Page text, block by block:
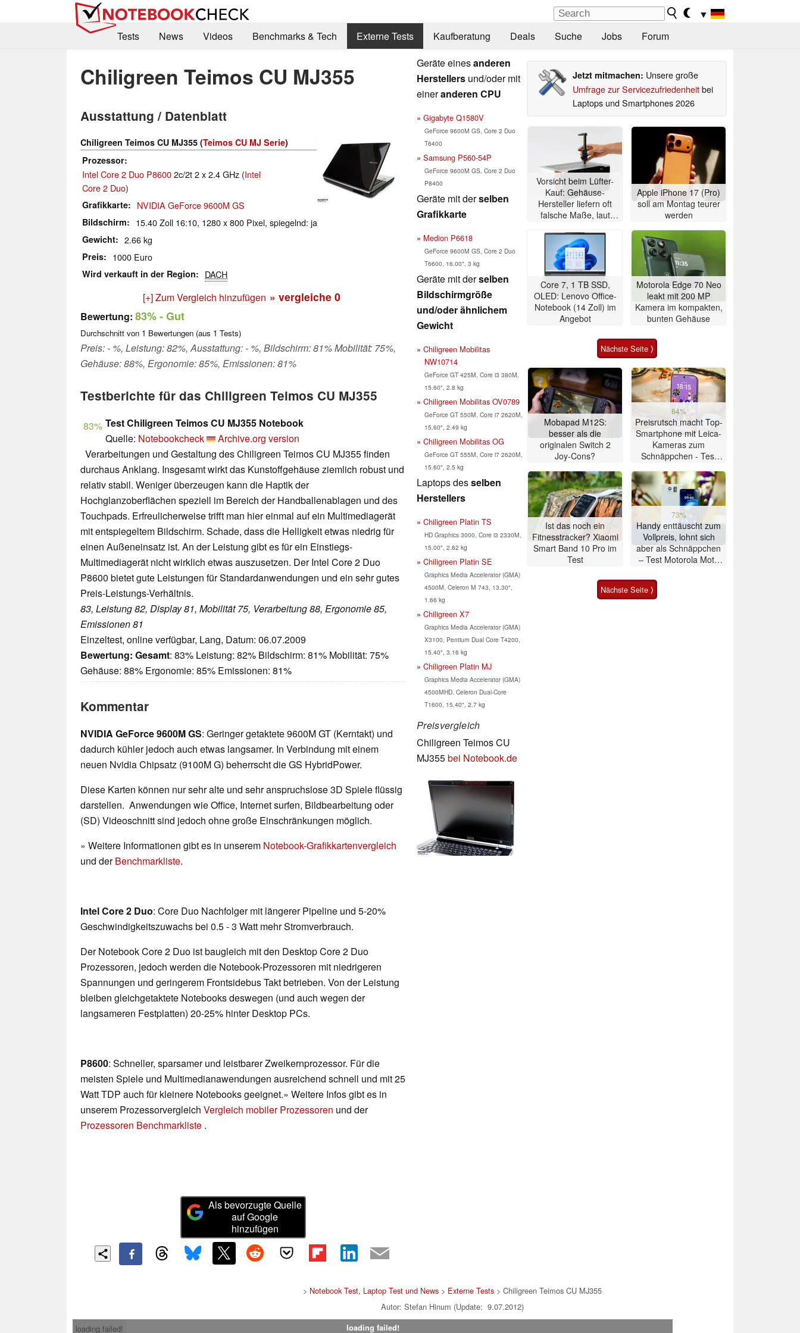
▼
Tests
News Videos Benchmarks & Tech Externe Tests Kaufberatung Deals Suche Jobs Forum
Chiligreen Teimos CU MJ355
Ausstattung / Datenblatt
Chiligreen Teimos CU MJ355 (Teimos CU MJ Serie)
Prozessor
Intel Core 2 Duo P86002c/2t 2 x 2.4 GHz (Intel
Core 2 Duo)
Grafikkarte NVIDIA GeForce 9600M GS
Bildschirm 15.40 Zoll 16:10, 1280 x 800 Pixel, spiegelnd: ja
Gewicht 2.66 kg
Preis 1000 Euro
Wird verkauft in der Region DACH
[+] Zum Vergleich hinzufügen » vergleiche 0
Bewertung: 83%- Gut
Durchschnitt von 1 Bewertungen (aus 1 Tests)
Preis: - %, Leistung: 82%, Ausstattung: - %, Bildschirm: 81% Mobilität: 75%,
Gehäuse: 88%, Ergonomie: 85%, Emissionen: 81%
Testberichte für das Chiligreen Teimos CU MJ355
83% Test Chiligreen Teimos CU MJ355 Notebook
Quelle: Notebookcheck
Archive.org version
Verarbeitungen und Gestaltung des Chiligreen Teimos CU MJ355 finden
durchaus Anklang. Insgesamt wirkt das Kunstoffgehäuse ziemlich robust und
relativ stabil. Weniger überzeugen kann die Haptik der
Hochglanzoberflächen speziell im Bereich der Handballenablagen und des
Touchpads. Erfreulicherweise trifft man hier einmal auf ein Multimediagerät
mit entspiegeltem Bildschirm. Schade, dass die Helligkeit etwas niedrig für
einen Außeneinsatz ist. An der Leistung gibt es für ein Einstiegs-
Multimediagerät nicht wirklich etwas auszusetzen. Der Intel Core 2 Duo
P8600 bietet gute Leistungen für Standardanwendungen und ein sehr gutes
Preis-Leistungs-Verhältnis.
83, Leistung 82, Display 81, Mobilität 75, Verarbeitung 88, Ergonomie 85,
Emissionen 81
Einzeltest, online verfügbar, Lang, Datum: 06.07.2009
Bewertung: Gesamt: 83% Leistung: 82% Bildschirm: 81% Mobilität: 75%
Gehäuse: 88% Ergonomie: 85% Emissionen: 81%
Kommentar
NVIDIA GeForce 9600M GS: Geringer getaktete 9600M GT (Kerntakt) und
dadurch kühler jedoch auch etwas langsamer. In Verbindung mit einem
neuen Nvidia Chipsatz (9100M G) beherrscht die GS HybridPower.
Diese Karten können nur sehr alte und sehr anspruchslose 3D Spiele flüssig
darstellen. Anwendungen wie Office, Internet surfen, Bildbearbeitung oder
(SD) Videoschnitt sind jedoch ohne große Einschränkungen möglich.
» Weitere Informationen gibt es in unserem Notebook-Grafikkartenvergleich
und derBenchmarkliste.
Intel Core 2 Duo: Core Duo Nachfolger mit längerer Pipeline und 5-20%
Geschwindigkeitszuwachs bei 0.5 - 3 Watt mehr Stromverbrauch.
Der Notebook Core 2 Duo ist baugleich mit den Desktop Core 2 Duo
Prozessoren, jedoch werden die Notebook-Prozessoren mit niedrigeren
Spannungen und geringerem Frontsidebus Takt betrieben. Von der Leistung
bleiben gleichgetaktete Notebooks deswegen (und auch wegen der
langsameren Festplatten) 20-25% hinter Desktop PCs.
P8600: Schneller, sparsamer und leistbarer Zweikernprozessor. Für die
meisten Spiele und Multimedianawendungen ausreichend schnell und mit 25
Watt TDP auch für kleinere Notebooks geeignet.» Weitere Infos gibt es in
unserem Prozessorvergleich Vergleich mobiler Prozessoren und der
Prozessoren Benchmarkliste .
Als bevorzugte Quelle
auf Google
hinzufügen
Geräte einesanderen
Herstellers und/oder mit
eineranderen CPU
Gigabyte Q1580V
GeForce 9600M GS, Core 2 Duo
T6400
Samsung P560-54P
GeForce 9600M GS, Core 2 Duo
P8400
Geräte mit derselben
Grafikkarte
Medion P6618
GeForce 9600M GS, Core 2 Duo
T6600, 16.00", 3 kg
Geräte mit derselben
Bildschirmgröße
und/oder ähnlichem
Gewicht
Chiligreen Mobilitas
NW10714
GeForce GT 425M, Core i3 380M,
15.60", 2.8 kg
Chiligreen Mobilitas OV0789
GeForce GT 550M, Core i7 2620M,
15.60", 2.49 kg
Chiligreen Mobilitas OG
GeForce GT 555M, Core i7 2620M,
15.60", 2.5 kg
Laptops desselben
Herstellers
Chiligreen Platin TS
HD Graphics 3000, Core i3 2330M,
15.00", 2.62 kg
Chiligreen Platin SE
Graphics Media Accelerator (GMA)
4500M, Celeron M 743, 13.30",
1.66 kg
Chiligreen X7
Graphics Media Accelerator (GMA)
X3100, Pentium Dual Core T4200,
15.40", 3.16 kg
Chiligreen Platin MJ
Graphics Media Accelerator (GMA)
4500MHD, Celeron Dual-Core
T1600, 15.40", 2.7 kg
Preisvergleich
Chiligreen Teimos CU
MJ355bei Notebook.de
Jetzt mitmachen: Unsere große
Umfrage zur Servicezufriedenheitbei
Laptops und Smartphones 2026
Vorsicht beim Lüfter-
Kauf: Gehäuse-
Hersteller liefern oft
falsche Maße, laut
Apple iPhone 17 (Pro)
soll am Montag teurer
werden
Core 7, 1 TB SSD,
OLED: Lenovo Office-
Notebook (14 Zoll) im
Angebot
Motorola Edge 70 Neo
leakt mit 200 MP
Kamera im kompakten,
bunten Gehäuse
Nächste Seite ⟩
Mobapad M12S:
besser als die
originalen Switch 2
Joy-Cons?
84%
Preisrutsch macht Top-
Smartphone mit Leica-
Kameras zum
Schnäppchen - Test
Ist das noch ein
Fitnesstracker? Xiaomi
Smart Band 10 Pro im
Test
73%
Handy enttäuscht zum
Vollpreis, lohnt sich
aber als Schnäppchen
– Test Motorola Moto
Nächste Seite ⟩
> Notebook Test, Laptop Test und News > Externe Tests > Chiligreen Teimos CU MJ355
Autor: Stefan Hinum (Update: 9.07.2012)
loading failed!
loading failed!